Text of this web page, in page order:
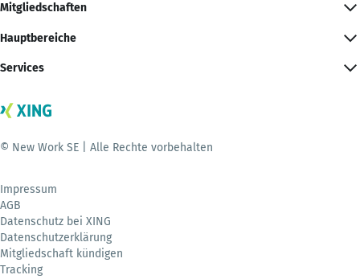
Mitgliedschaften
Hauptbereiche
Services
© New Work SE | Alle Rechte vorbehalten
Impressum
AGB
Datenschutz bei XING
Datenschutzerklärung
Mitgliedschaft kündigen
Tracking